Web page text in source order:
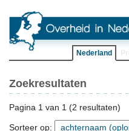
Nederland
Zoekresultaten
Pagina 1 van 1 (2 resultaten)
Sorteer op: